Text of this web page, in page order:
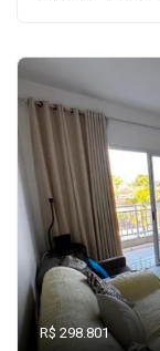
R$ 298.801